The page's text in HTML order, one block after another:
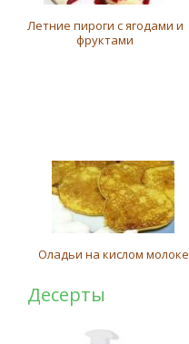
Летние пироги с ягодами и
фруктами
Оладьи на кислом молоке
Десерты